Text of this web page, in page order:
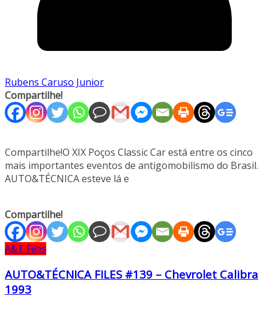
Rubens Caruso Junior
Compartilhe!
Compartilhe!O XIX Poços Classic Car está entre os cinco
mais importantes eventos de antigomobilismo do Brasil.
AUTO&TÉCNICA esteve lá e
Compartilhe!
A&T Files
AUTO&TÉCNICA FILES #139 – Chevrolet Calibra
1993